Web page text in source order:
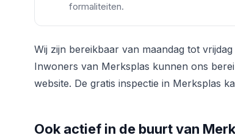
formaliteiten.
Wij zijn bereikbaar van maandag tot
Inwoners van Merksplas kunnen ons
website. De gratis inspectie in Merksplas
Ook actief in de buurt van